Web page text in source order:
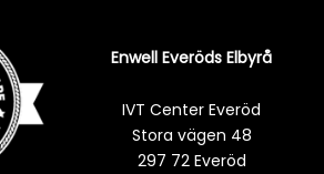
Enwell Everöds Elbyrå
IVT Center Everöd
Stora vägen 48
297 72 Everöd